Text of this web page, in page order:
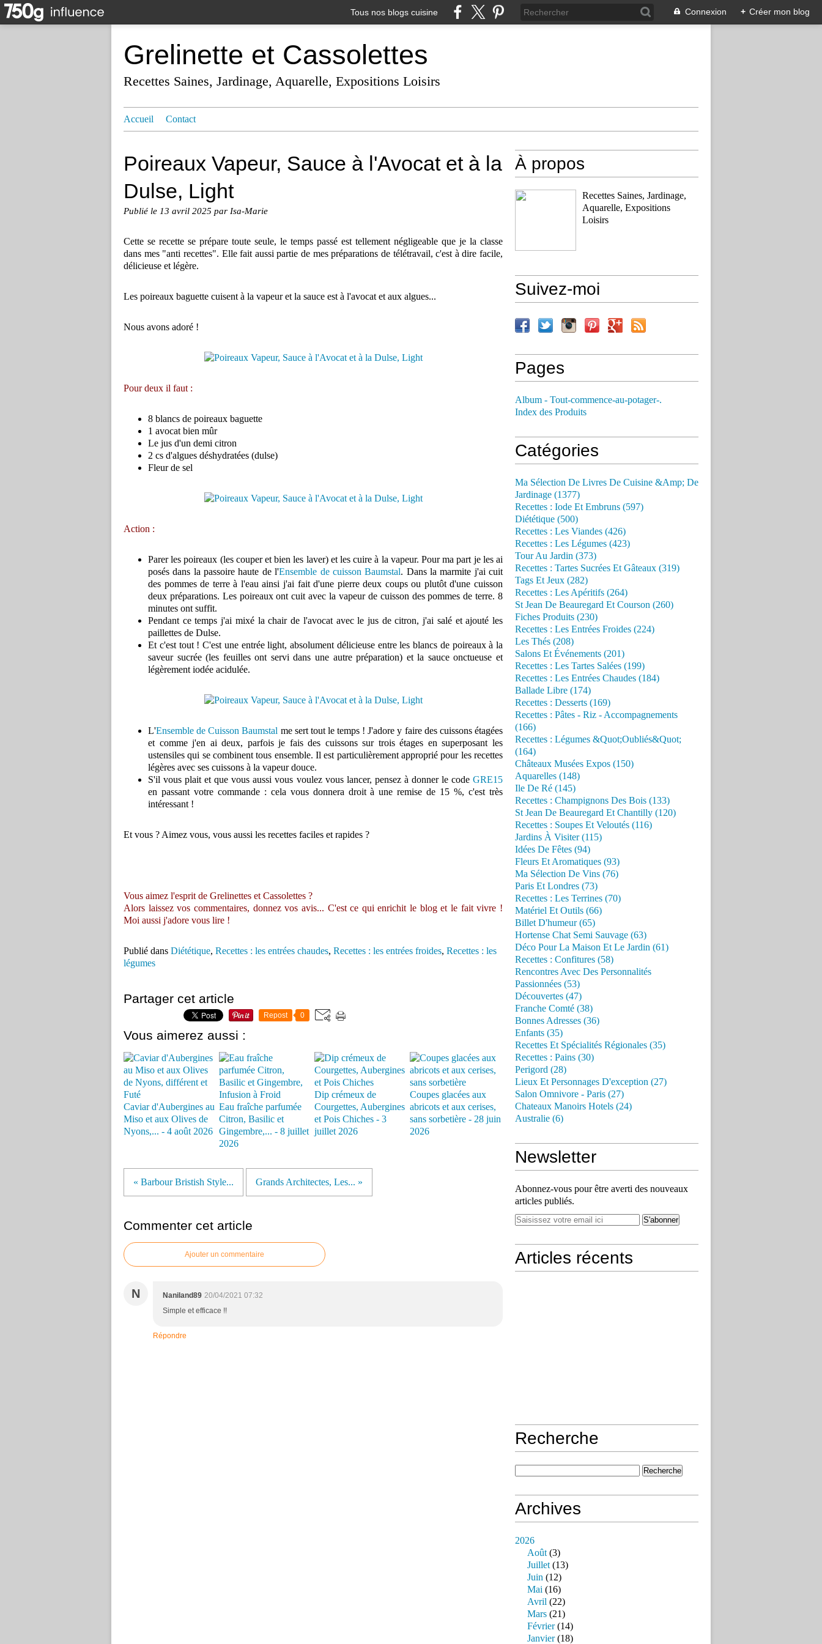
Tous nos blogs cuisine Connexion + Créer mon blog
Grelinette et Cassolettes
Recettes Saines, Jardinage, Aquarelle, Expositions Loisirs
Accueil Contact
Poireaux Vapeur, Sauce à l'Avocat et à la
Dulse, Light
Publié le 13 avril 2025 par Isa-Marie
Cette se recette se prépare toute seule, le temps passé est tellement négligeable que je la classe
dans mes "anti recettes". Elle fait aussi partie de mes préparations de télétravail, c'est à dire facile,
délicieuse et légère.
Les poireaux baguette cuisent à la vapeur et la sauce est à l'avocat et aux algues...
Nous avons adoré !
Pour deux il faut :
8 blancs de poireaux baguette
1 avocat bien mûr
Le jus d'un demi citron
2 cs d'algues déshydratées (dulse)
Fleur de sel
Action :
Parer les poireaux (les couper et bien les laver) et les cuire à la vapeur. Pour ma part je les ai
posés dans la passoire haute de l'Ensemble de cuisson Baumstal. Dans la marmite j'ai cuit
des pommes de terre à l'eau ainsi j'ai fait d'une pierre deux coups ou plutôt d'une cuisson
deux préparations. Les poireaux ont cuit avec la vapeur de cuisson des pommes de terre. 8
minutes ont suffit.
Pendant ce temps j'ai mixé la chair de l'avocat avec le jus de citron, j'ai salé et ajouté les
paillettes de Dulse.
Et c'est tout ! C'est une entrée light, absolument délicieuse entre les blancs de poireaux à la
saveur sucrée (les feuilles ont servi dans une autre préparation) et la sauce onctueuse et
légèrement iodée acidulée.
L'Ensemble de Cuisson Baumstal me sert tout le temps ! J'adore y faire des cuissons étagées
et comme j'en ai deux, parfois je fais des cuissons sur trois étages en superposant les
ustensiles qui se combinent tous ensemble. Il est particulièrement approprié pour les recettes
légères avec ses cuissons à la vapeur douce.
S'il vous plait et que vous aussi vous voulez vous lancer, pensez à donner le code GRE15
en passant votre commande : cela vous donnera droit à une remise de 15 %, c'est très
intéressant !
Et vous ? Aimez vous, vous aussi les recettes faciles et rapides ?
Vous aimez l'esprit de Grelinettes et Cassolettes ?
Alors laissez vos commentaires, donnez vos avis... C'est ce qui enrichit le blog et le fait vivre !
Moi aussi j'adore vous lire !
Publié dans Diététique, Recettes : les entrées chaudes, Recettes : les entrées froides, Recettes : les
légumes
Partager cet article
Repost 0
Vous aimerez aussi :
Caviar d'Aubergines au
Miso et aux Olives de
Nyons,... - 4 août 2026
Eau fraîche parfumée
Citron, Basilic et
Gingembre,... - 8 juillet
2026
Dip crémeux de
Courgettes, Aubergines
et Pois Chiches - 3
juillet 2026
Coupes glacées aux
abricots et aux cerises,
sans sorbetière - 28 juin
2026
« Barbour Bristish Style... Grands Architectes, Les... »
Commenter cet article
Ajouter un commentaire
N Naniland89 20/04/2021 07:32
Simple et efficace !!
Répondre
À propos
Recettes Saines, Jardinage,
Aquarelle, Expositions
Loisirs
Suivez-moi
Pages
Album - Tout-commence-au-potager-.
Index des Produits
Catégories
Ma Sélection De Livres De Cuisine &Amp; De
Jardinage (1377)
Recettes : Iode Et Embruns (597)
Diététique (500)
Recettes : Les Viandes (426)
Recettes : Les Légumes (423)
Tour Au Jardin (373)
Recettes : Tartes Sucrées Et Gâteaux (319)
Tags Et Jeux (282)
Recettes : Les Apéritifs (264)
St Jean De Beauregard Et Courson (260)
Fiches Produits (230)
Recettes : Les Entrées Froides (224)
Les Thés (208)
Salons Et Événements (201)
Recettes : Les Tartes Salées (199)
Recettes : Les Entrées Chaudes (184)
Ballade Libre (174)
Recettes : Desserts (169)
Recettes : Pâtes - Riz - Accompagnements
(166)
Recettes : Légumes &Quot;Oubliés&Quot;
(164)
Châteaux Musées Expos (150)
Aquarelles (148)
Ile De Ré (145)
Recettes : Champignons Des Bois (133)
St Jean De Beauregard Et Chantilly (120)
Recettes : Soupes Et Veloutés (116)
Jardins À Visiter (115)
Idées De Fêtes (94)
Fleurs Et Aromatiques (93)
Ma Sélection De Vins (76)
Paris Et Londres (73)
Recettes : Les Terrines (70)
Matériel Et Outils (66)
Billet D'humeur (65)
Hortense Chat Semi Sauvage (63)
Déco Pour La Maison Et Le Jardin (61)
Recettes : Confitures (58)
Rencontres Avec Des Personnalités
Passionnées (53)
Découvertes (47)
Franche Comté (38)
Bonnes Adresses (36)
Enfants (35)
Recettes Et Spécialités Régionales (35)
Recettes : Pains (30)
Perigord (28)
Lieux Et Personnages D'exception (27)
Salon Omnivore - Paris (27)
Chateaux Manoirs Hotels (24)
Australie (6)
Newsletter
Abonnez-vous pour être averti des nouveaux
articles publiés.
Articles récents
Recherche
Archives
2026
Août(3)
Juillet(13)
Juin (12)
Mai (16)
Avril (22)
Mars (21)
Février(14)
Janvier(18)